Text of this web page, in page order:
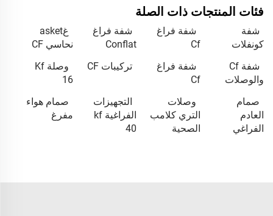
فئات المنتجات ذات الصلة
شفة
كونفلات
شفة فراغ
Cf
شفة فراغ
Conflat
غasket
نحاسي CF
شفة Cf
والوصلات
شفة فراغ
Cf
تركيبات CF
وصلة Kf
16
صمام
العادم
الفراغي
وصلات
التري كلامب
الصحية
التجهيزات
الفراغية kf
40
صمام هواء
مفرغ